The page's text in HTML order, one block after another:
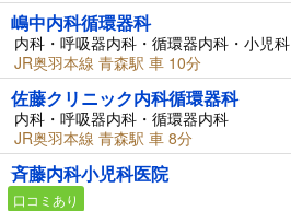
嶋中内科循環器科
内科・呼吸器内科・循環器内科・小児科
JR奥羽本線 青森駅 車 10分
佐藤クリニック内科循環器科
内科・呼吸器内科・循環器内科
JR奥羽本線 青森駅 車 8分
斉藤内科小児科医院
口コミあり